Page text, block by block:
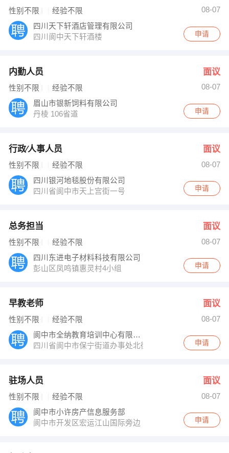
性别不限 经验不限
08-07
四川天下轩酒店管理有限公司
四川阆中天下轩酒楼
申请
内勤人员 面议
性别不限 经验不限
08-07
眉山市银新饲料有限公司
丹棱 106省道
申请
行政∕人事人员 面议
性别不限 经验不限
08-07
四川银河地毯股份有限公司
四川省阆中市天上宫街一号
申请
总务担当 面议
性别不限 经验不限
08-07
四川东进电子材料科技有限公司
彭山区凤鸣镇惠灵村4小组
申请
早教老师 面议
性别不限 经验不限
08-07
阆中市全纳教育培训中心有限公司
四川省阆中市保宁街道办事处北街238号
申请
驻场人员 面议
性别不限 经验不限
08-07
阆中市小许房产信息服务部
阆中市开发区宏运江山国际旁边
申请